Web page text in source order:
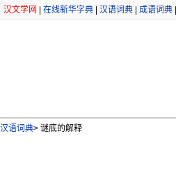
汉文学网 在线新华字典 汉语词典 成语词典
汉语词典> 谜底的解释